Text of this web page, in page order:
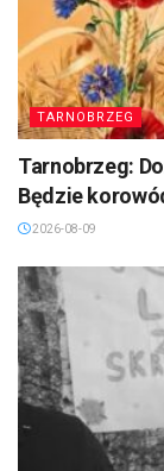
TARNOBRZEG
Tarnobrzeg:
Będzie
2026-08-09